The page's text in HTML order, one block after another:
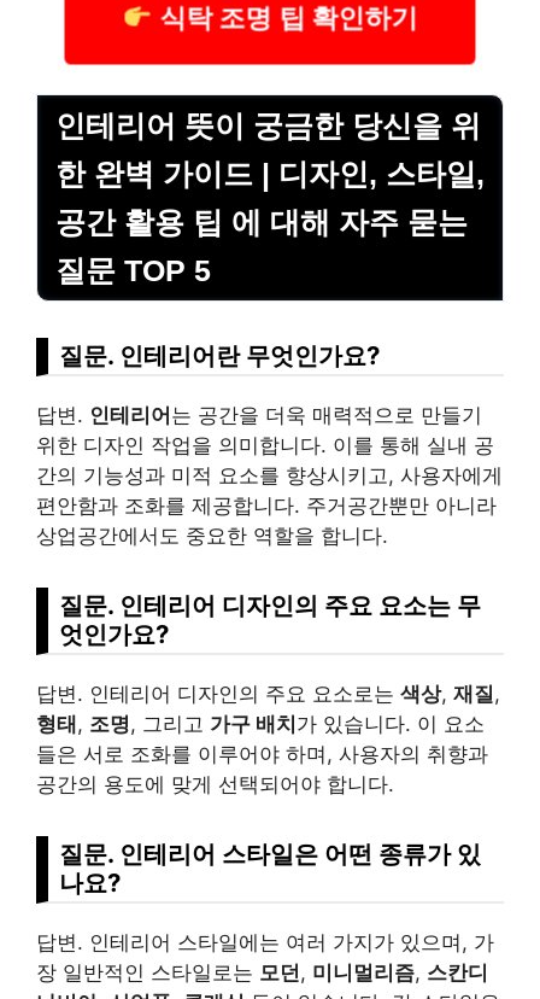
식탁 조명 팁 확인하기
인테리어 뜻이 궁금한 당신을 위
한 완벽 가이드 | 디자인, 스타일,
공간 활용 팁 에 대해 자주 묻는
질문 TOP 5
질문. 인테리어란 무엇인가요?
답변. 인테리어 는 공간을 더욱 매력적으로 만들기
위한 디자인 작업을 의미합니다. 이를 통해 실내 공
간의 기능성과 미적 요소를 향상시키고, 사용자에게
편안함과 조화를 제공합니다. 주거공간뿐만 아니라
상업공간에서도 중요한 역할을 합니다.
질문. 인테리어 디자인의 주요 요소는 무
엇인가요?
답변. 인테리어 디자인의 주요 요소로는 색상, 재질,
형태 , 조명, 그리고 가구 배치 가 있습니다. 이 요소
들은 서로 조화를 이루어야 하며, 사용자의 취향과
공간의 용도에 맞게 선택되어야 합니다.
질문. 인테리어 스타일은 어떤 종류가 있
나요?
답변. 인테리어 스타일에는 여러 가지가 있으며, 가
장 일반적인 스타일로는 모던, 미니멀리즘, 스칸디